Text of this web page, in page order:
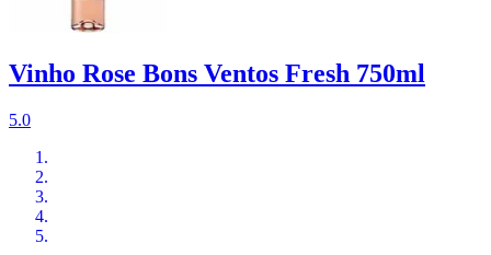
Vinho Rose Bons Ventos Fresh 750ml
5.0